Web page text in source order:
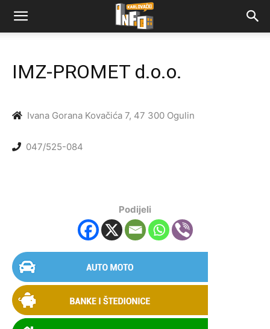
IMZ-PROMET d.o.o.
Ivana Gorana Kovačića 7, 47 300 Ogulin
047/525-084
Podijeli